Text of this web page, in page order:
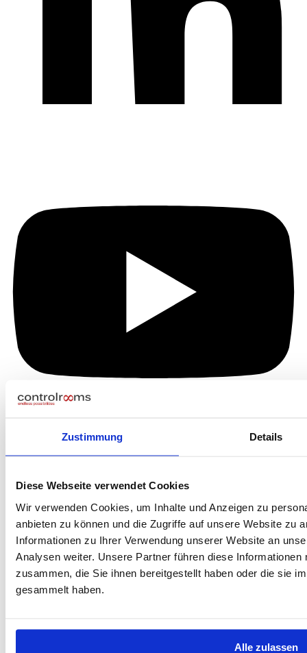
Zustimmung Details
Diese Webseite verwendet Cookies
Wir verwenden Cookies, um Inhalte und Anzeigen zu
anbieten zu können und die Zugriffe auf unsere Website zu
Informationen zu Ihrer Verwendung unserer Website an
Analysen weiter. Unsere Partner führen diese
zusammen, die Sie ihnen bereitgestellt haben oder die sie
gesammelt haben.
Alle zulassen